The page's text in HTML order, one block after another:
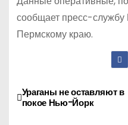
сообщает пресс-
Пермскому краю.
Н
а
Ураганы не оставляют в
покое Нью-Йорк